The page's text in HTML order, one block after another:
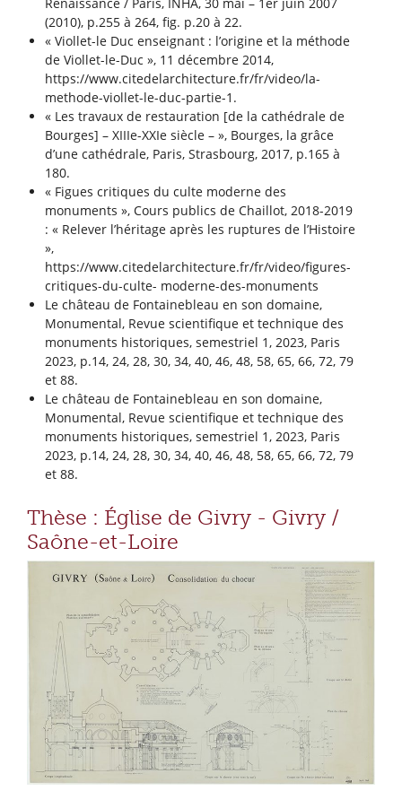
(2010), p.255 à 264, fig. p.20 à 22.
« Viollet-le Duc enseignant : l’origine et la méthode
de Viollet-le-Duc », 11 décembre 2014,
https://www.citedelarchitecture.fr/fr/video/la-
methode-viollet-le-duc-partie-1.
« Les travaux de restauration [de la cathédrale de
Bourges] – XIIIe-XXIe siècle – », Bourges, la grâce
d’une cathédrale, Paris, Strasbourg, 2017, p.165 à
180.
« Figues critiques du culte moderne des
monuments », Cours publics de Chaillot, 2018-2019
: « Relever l’héritage après les ruptures de l’Histoire
»,
https://www.citedelarchitecture.fr/fr/video/figures-
critiques-du-culte- moderne-des-monuments
Le château de Fontainebleau en son domaine,
Monumental, Revue scientifique et technique des
monuments historiques, semestriel 1, 2023, Paris
2023, p.14, 24, 28, 30, 34, 40, 46, 48, 58, 65, 66, 72, 79
et 88.
Le château de Fontainebleau en son domaine,
Monumental, Revue scientifique et technique des
monuments historiques, semestriel 1, 2023, Paris
2023, p.14, 24, 28, 30, 34, 40, 46, 48, 58, 65, 66, 72, 79
et 88.
Thèse : Église de Givry - Givry /
Saône-et-Loire